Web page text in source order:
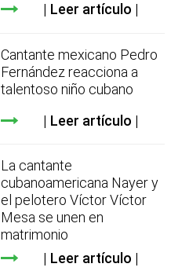
Leer artículo
Cantante mexicano Pedro
Fernández reacciona a
talentoso niño cubano
Leer artículo
La cantante
cubanoamericana Nayer y
el pelotero Víctor Víctor
Mesa se unen en
matrimonio
Leer artículo